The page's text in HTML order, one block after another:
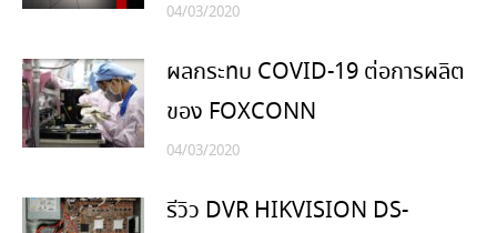
04/03/2020
ผลกระทบ COVID-19 ต่อการผลิต
ของ FOXCONN
04/03/2020
รีวิว DVR HIKVISION DS-